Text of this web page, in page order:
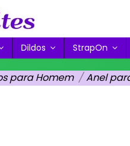
Dildos StrapOn
para Homem Anel